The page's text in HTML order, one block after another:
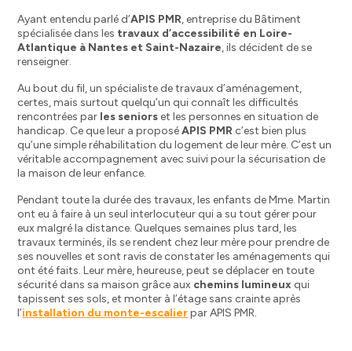
Ayant entendu parlé d’APIS PMR, entreprise du Bâtiment
spécialisée dans les travaux d’accessibilité en Loire-
Atlantique à Nantes et Saint-Nazaire, ils décident de se
renseigner.
Au bout du fil, un spécialiste de travaux d’aménagement,
certes, mais surtout quelqu’un qui connaît les difficultés
rencontrées par les seniors et les personnes en situation de
handicap. Ce que leur a proposéAPIS PMR c’est bien plus
qu’une simple réhabilitation du logement de leur mère. C’est un
véritable accompagnement avec suivi pour la sécurisation de
la maison de leur enfance.
Pendant toute la durée des travaux, les enfants de Mme. Martin
ont eu à faire à un seul interlocuteur qui a su tout gérer pour
eux malgré la distance. Quelques semaines plus tard, les
travaux terminés, ils se rendent chez leur mère pour prendre de
ses nouvelles et sont ravis de constater les aménagements qui
ont été faits. Leur mère, heureuse, peut se déplacer en toute
sécurité dans sa maison grâce aux chemins lumineux qui
tapissent ses sols, et monter à l’étage sans crainte après
l’installation du monte-escalierpar APIS PMR.